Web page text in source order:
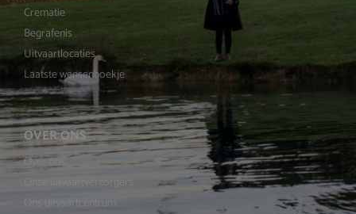
OVER ONS
Over ons
Onze uitvaartverzorgers
Ons uitvaartcentrum
Crematie
Begrafenis
Uitvaartlocaties
Laatste wensenboekje